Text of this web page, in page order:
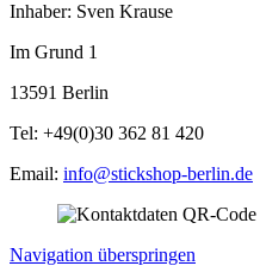
Inhaber: Sven Krause
Im Grund 1
13591 Berlin
Tel: +49(0)30 362 81 420
Email: info@stickshop-berlin.de
Navigation überspringen